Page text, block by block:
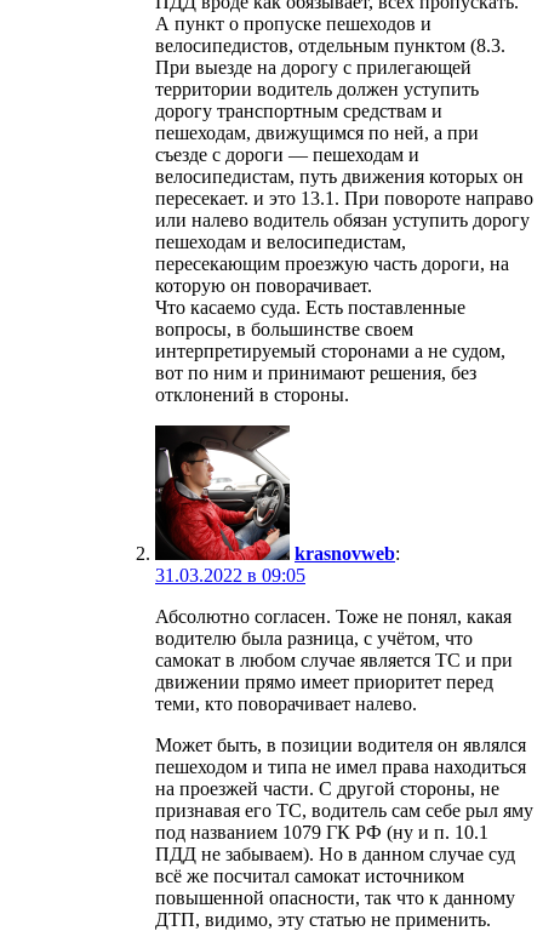
А пункт о пропуске пешеходов и
велосипедистов, отдельным пунктом (8.3.
При выезде на дорогу с прилегающей
территории водитель должен уступить
дорогу транспортным средствам и
пешеходам, движущимся по ней, а при
съезде с дороги — пешеходам и
велосипедистам, путь движения которых он
пересекает. и это 13.1. При повороте направо
или налево водитель обязан уступить дорогу
пешеходам и велосипедистам,
пересекающим проезжую часть дороги, на
которую он поворачивает.
Что касаемо суда. Есть поставленные
вопросы, в большинстве своем
интерпретируемый сторонами а не судом,
вот по ним и принимают решения, без
отклонений в стороны.
krasnovweb:
31.03.2022 в 09:05
Абсолютно согласен. Тоже не понял, какая
водителю была разница, с учётом, что
самокат в любом случае является ТС и при
движении прямо имеет приоритет перед
теми, кто поворачивает налево.
Может быть, в позиции водителя он являлся
пешеходом и типа не имел права находиться
на проезжей части. С другой стороны, не
признавая его ТС, водитель сам себе рыл яму
под названием 1079 ГК РФ (ну и п. 10.1
ПДД не забываем). Но в данном случае суд
всё же посчитал самокат источником
повышенной опасности, так что к данному
ДТП, видимо, эту статью не применить.